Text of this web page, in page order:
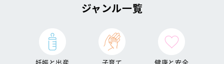
ジャンル一覧